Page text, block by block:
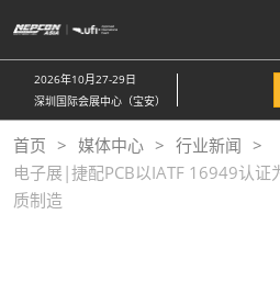
接
跳
至
内
容
2026年10月27-29日
深圳国际会展中心（宝安）
首页 媒体中心
行业新闻
电子展|捷配PCB以IATF 16949认证
质制造